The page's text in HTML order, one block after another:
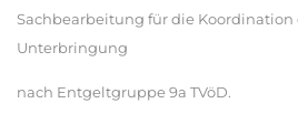
Sachbearbeitung für die Koordination
Unterbringung
nach Entgeltgruppe 9a TVöD.